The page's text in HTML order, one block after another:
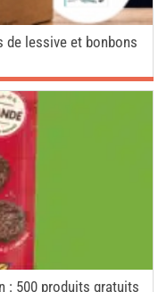
de lessive et bonbons
: 500 produits gratuits